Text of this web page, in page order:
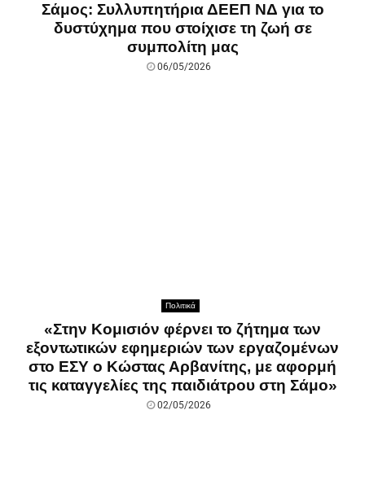
Σάμος: Συλλυπητήρια ΔΕΕΠ ΝΔ για το
δυστύχημα που στοίχισε τη ζωή σε
συμπολίτη μας
06/05/2026
Πολιτικά
«Στην Κομισιόν φέρνει το ζήτημα των
εξοντωτικών εφημεριών των εργαζομένων
στο ΕΣΥ ο Κώστας Αρβανίτης, με αφορμή
τις καταγγελίες της παιδιάτρου στη Σάμο»
02/05/2026